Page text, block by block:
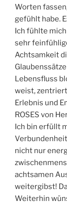
Worten
gefühlt habe.
Ich fühlte
sehr
Achtsamkeit
Lebensfluss
weist,
Erlebnis und
ROSES von
Ich bin erfüllt
nicht nur
achtsamen
weitergibst!
Weiterhin